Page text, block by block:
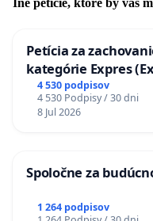
Petícia za
kategórie Expres
stanici Púchov
4 530 podpisov
4 530 Podpisy / 30 dni
8 Jul 2026
Spoločne za
1 264 podpisov